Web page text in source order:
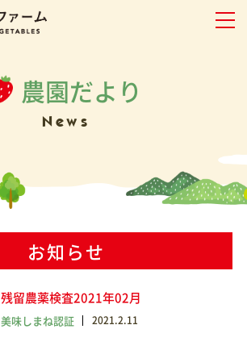
農園だより
News
お知らせ
残留農薬検査2021年02月
美味しまね認証 2021.2.11